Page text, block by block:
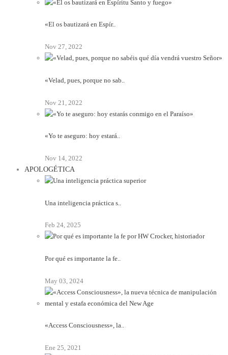
«El os bautizará en Espír..
Nov 27, 2022
«Velad, pues, porque no sab..
Nov 21, 2022
«Yo te aseguro: hoy estará..
Nov 14, 2022
APOLOGÉTICA
Una inteligencia práctica s..
Feb 24, 2025
Por qué es importante la fe..
May 03, 2024
«Access Consciousness», la..
Ene 25, 2021